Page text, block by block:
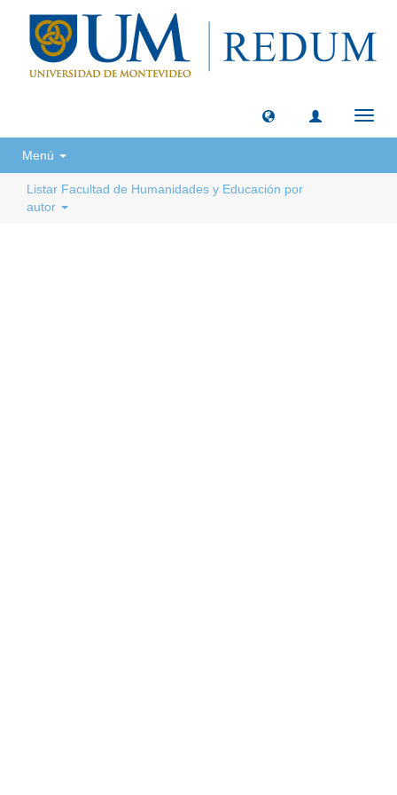
Menú
Listar Facultad de Humanidades y Educación por
autor